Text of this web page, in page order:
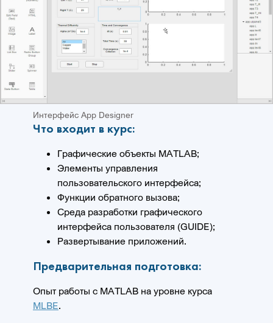
Интерфейс App Designer
Что входит в курс:
Графические объекты MATLAB;
Элементы управления
пользовательского интерфейса;
Функции обратного вызова;
Среда разработки графического
интерфейса пользователя (GUIDE);
Развертывание приложений.
Предварительная подготовка:
Опыт работы с MATLAB на уровне курса
MLBE.